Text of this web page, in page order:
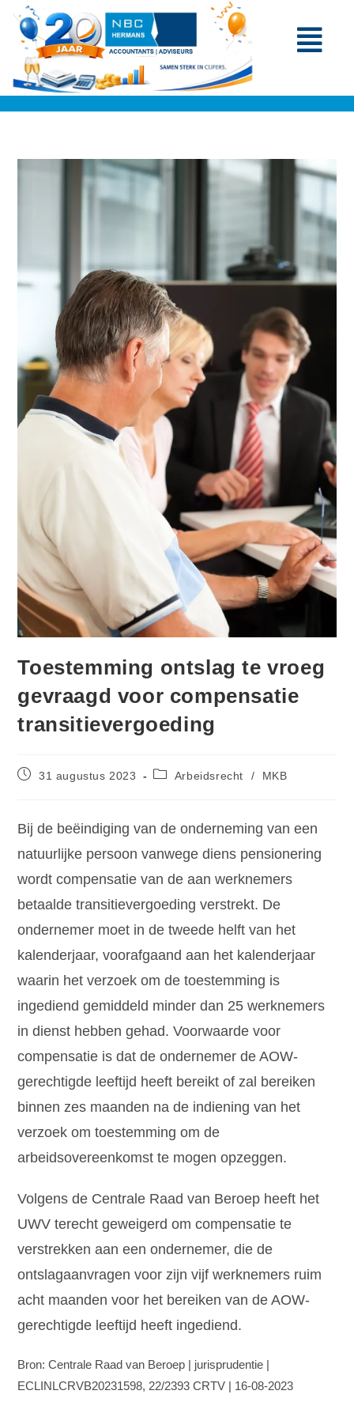
Toestemming ontslag te vroeg
gevraagd voor compensatie
transitievergoeding
31 augustus 2023 Arbeidsrecht / MKB
Bij de beëindiging van de onderneming van een
natuurlijke persoon vanwege diens pensionering
wordt compensatie van de aan werknemers
betaalde transitievergoeding verstrekt. De
ondernemer moet in de tweede helft van het
kalenderjaar, voorafgaand aan het kalenderjaar
waarin het verzoek om de toestemming is
ingediend gemiddeld minder dan 25 werknemers
in dienst hebben gehad. Voorwaarde voor
compensatie is dat de ondernemer de AOW-
gerechtigde leeftijd heeft bereikt of zal bereiken
binnen zes maanden na de indiening van het
verzoek om toestemming om de
arbeidsovereenkomst te mogen opzeggen.
Volgens de Centrale Raad van Beroep heeft het
UWV terecht geweigerd om compensatie te
verstrekken aan een ondernemer, die de
ontslagaanvragen voor zijn vijf werknemers ruim
acht maanden voor het bereiken van de AOW-
gerechtigde leeftijd heeft ingediend.
Bron: Centrale Raad van Beroep | jurisprudentie |
ECLINLCRVB20231598, 22/2393 CRTV | 16-08-2023